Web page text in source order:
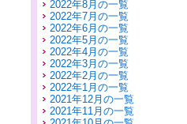
2022年8月の一覧
2022年7月の一覧
2022年6月の一覧
2022年5月の一覧
2022年4月の一覧
2022年3月の一覧
2022年2月の一覧
2022年1月の一覧
2021年12月の一覧
2021年11月の一覧